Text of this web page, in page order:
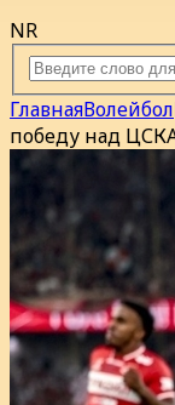
NR
ГлавнаяВолейбол
победу над